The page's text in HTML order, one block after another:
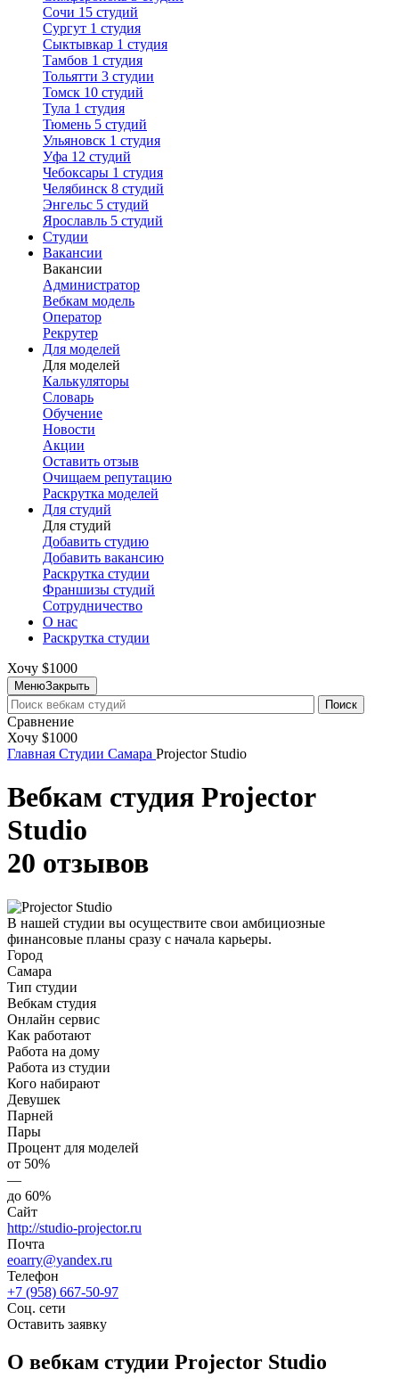
Сочи 15 студий
Сургут 1 студия
Сыктывкар 1 студия
Тамбов 1 студия
Тольятти 3 студии
Томск 10 студий
Тула 1 студия
Тюмень 5 студий
Ульяновск 1 студия
Уфа 12 студий
Чебоксары 1 студия
Челябинск 8 студий
Энгельс 5 студий
Ярославль 5 студий
Студии
Вакансии
Вакансии
Администратор
Вебкам модель
Оператор
Рекрутер
Для моделей
Для моделей
Калькуляторы
Словарь
Обучение
Новости
Акции
Оставить отзыв
Очищаем репутацию
Раскрутка моделей
Для студий
Для студий
Добавить студию
Добавить вакансию
Раскрутка студии
Франшизы студий
Сотрудничество
О нас
Раскрутка студии
Хочу $1000
МенюЗакрыть
Поиск
Сравнение
Хочу $1000
Главная Студии Самара Projector Studio
Вебкам студия Projector
Studio
20 отзывов
В нашей студии вы осуществите свои амбициозные
финансовые планы сразу с начала карьеры.
Город
Самара
Тип студии
Вебкам студия
Онлайн сервис
Как работают
Работа на дому
Работа из студии
Кого набирают
Девушек
Парней
Пары
Процент для моделей
от 50%
—
до 60%
Сайт
http://studio-projector.ru
Почта
eoarry@yandex.ru
Телефон
+7 (958) 667-50-97
Соц. сети
Оставить заявку
О вебкам студии Projector Studio